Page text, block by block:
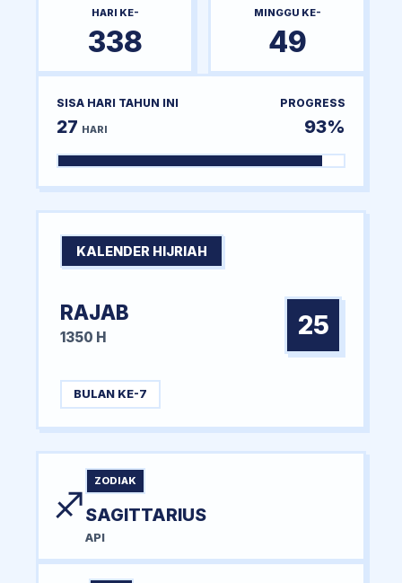
HARI KE-
338
MINGGU KE-
49
SISA HARI TAHUN INI
27 HARI
PROGRESS
93%
KALENDER HIJRIAH
RAJAB
1350 H 25
BULAN KE-7
♐
ZODIAK
SAGITTARIUS
API